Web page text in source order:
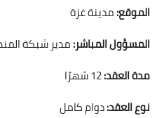
الموقع:مدينة غزة
المسؤول المباشر:مدير شبكة
مدة العقد:
نوع العقد:دوام كامل